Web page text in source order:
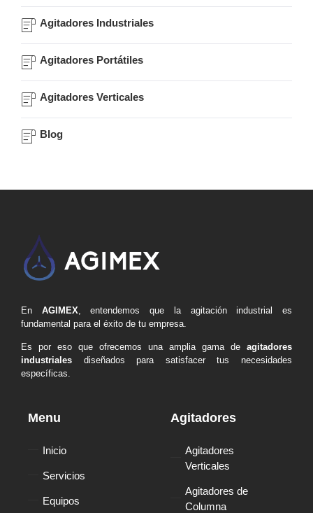
Agitadores Industriales
Agitadores Portátiles
Agitadores Verticales
Blog
En AGIMEX , entendemos que la agitación industrial es
fundamental para el éxito de tu empresa.
Es por eso que ofrecemos una amplia gama de agitadores
industriales diseñados para satisfacer tus necesidades
específicas.
Menu
Inicio
Servicios
Equipos
Agitadores
Agitadores
Verticales
Agitadores de
Columna